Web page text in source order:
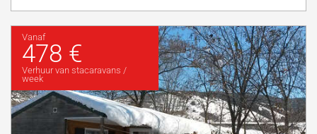
Vanaf
478 €
Verhuur van stacaravans /
week